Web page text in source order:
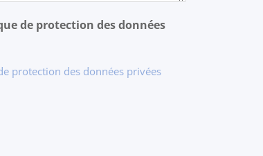
de protection des données
protection des données privées